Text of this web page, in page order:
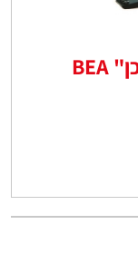
אקדח סיכות פלייר "שדכן" BEA